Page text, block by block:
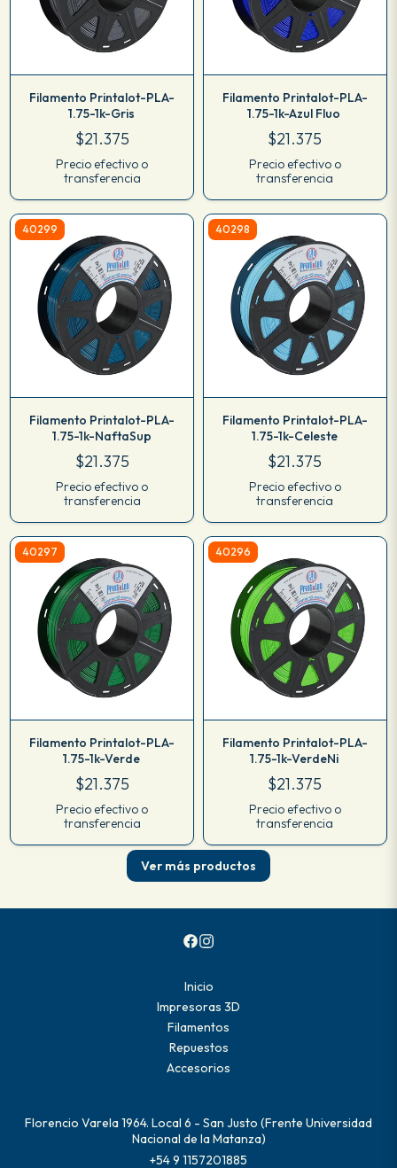
Filamento Printalot-PLA-
1.75-1k-Gris
$21.375
Precio efectivo o
transferencia
Filamento Printalot-PLA-
1.75-1k-Azul Fluo
$21.375
Precio efectivo o
transferencia
40299
Filamento Printalot-PLA-
1.75-1k-NaftaSup
$21.375
Precio efectivo o
transferencia
40298
Filamento Printalot-PLA-
1.75-1k-Celeste
$21.375
Precio efectivo o
transferencia
40297
Filamento Printalot-PLA-
1.75-1k-Verde
$21.375
Precio efectivo o
transferencia
40296
Filamento Printalot-PLA-
1.75-1k-VerdeNi
$21.375
Precio efectivo o
transferencia
Ver más productos
Inicio
Impresoras 3D
Filamentos
Repuestos
Accesorios
Florencio Varela 1964. Local 6 - San Justo (Frente Universidad
Nacional de la Matanza)
+54 9 1157201885